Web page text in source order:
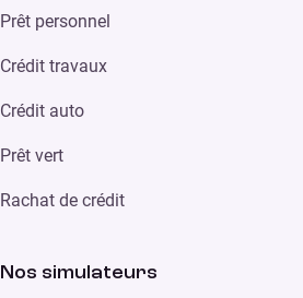
Prêt personnel
Crédit travaux
Crédit auto
Prêt vert
Rachat de crédit
Nos simulateurs